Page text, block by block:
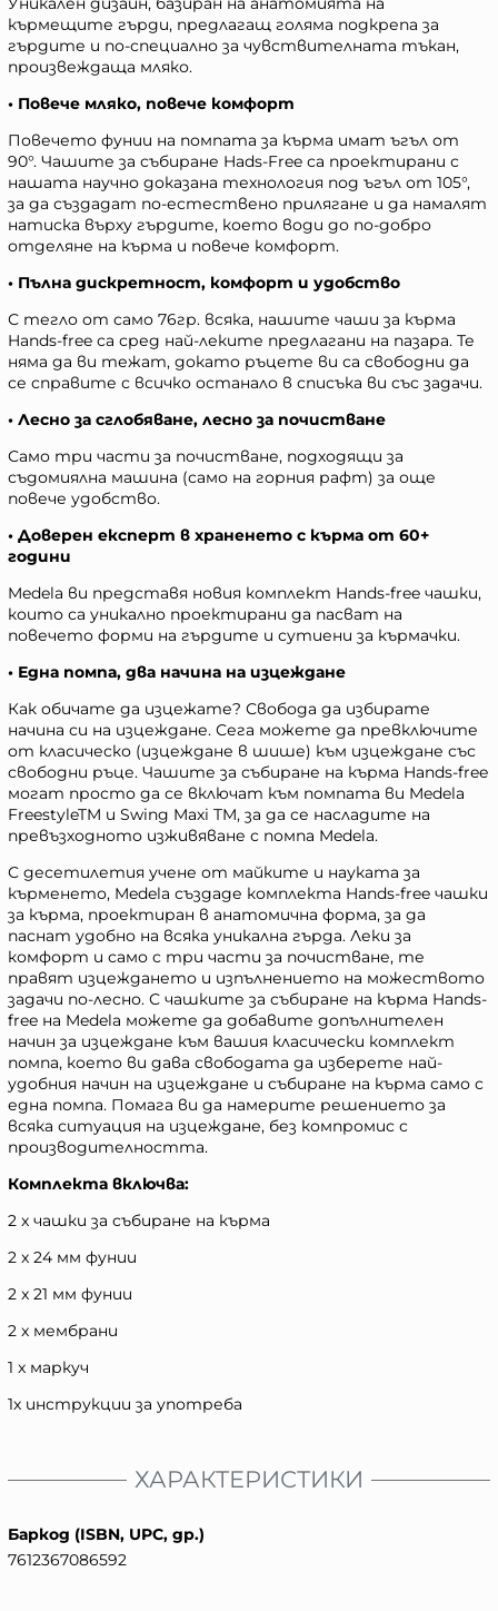
кърмещите гърди, предлагащ голяма подкрепа за
гърдите и по-специално за чувствителната тъкан,
произвеждаща мляко.
• Повече мляко, повече комфорт
Повечето фунии на помпата за кърма имат ъгъл от
90°. Чашите за събиране Hads-Free са проектирани с
нашата научно доказана технология под ъгъл от 105°,
за да създадат по-естествено прилягане и да намалят
натиска върху гърдите, което води до по-добро
отделяне на кърма и повече комфорт.
• Пълна дискретност, комфорт и удобство
С тегло от само 76гр. всяка, нашите чаши за кърма
Hands-free са сред най-леките предлагани на пазара. Те
няма да ви тежат, докато ръцете ви са свободни да
се справите с всичко останало в списъка ви със задачи.
• Лесно за сглобяване, лесно за почистване
Само три части за почистване, подходящи за
съдомиялна машина (само на горния рафт) за още
повече удобство.
• Доверен експерт в храненето с кърма от 60+
години
Medela ви представя новия комплект Hands-free чашки,
които са уникално проектирани да пасват на
повечето форми на гърдите и сутиени за кърмачки.
• Една помпа, два начина на изцеждане
Как обичате да изцежате? Свобода да избирате
начина си на изцеждане. Сега можете да превключите
от класическо (изцеждане в шише) към изцеждане със
свободни ръце. Чашите за събиране на кърма Hands-free
могат просто да се включат към помпата ви Medela
FreestyleTM и Swing Maxi TM, за да се насладите на
превъзходното изживяване с помпа Medela.
С десетилетия учене от майките и науката за
кърменето, Medela създаде комплекта Hands-free чашки
за кърма, проектиран в анатомична форма, за да
паснат удобно на всяка уникална гърда. Леки за
комфорт и само с три части за почистване, те
правят изцеждането и изпълнението на можеството
задачи по-лесно. С чашките за събиране на кърма Hands-
free на Medela можете да добавите допълнителен
начин за изцеждане към вашия класически комплект
помпа, което ви дава свободата да изберете най-
удобния начин на изцеждане и събиране на кърма само с
една помпа. Помага ви да намерите решението за
всяка ситуация на изцеждане, без компромис с
производителността.
Комплекта включва:
2 x чашки за събиране на кърма
2 x 24 мм фунии
2 x 21 мм фунии
2 x мембрани
1 x маркуч
1x инструкции за употреба
ХАРАКТЕРИСТИКИ
Баркод (ISBN, UPC, др.)
7612367086592